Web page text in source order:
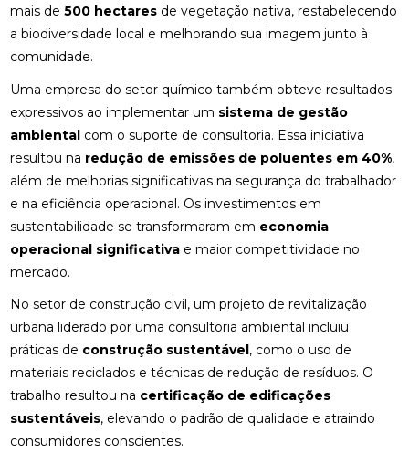
mais de 500 hectaresde vegetação nativa, restabelecendo
a biodiversidade local e melhorando sua imagem junto à
comunidade.
Uma empresa do setor químico também obteve resultados
expressivos ao implementar um sistema de gestão
ambientalcom o suporte de consultoria. Essa iniciativa
resultou na redução de emissões de poluentes em 40%,
além de melhorias significativas na segurança do trabalhador
e na eficiência operacional. Os investimentos em
sustentabilidade se transformaram em economia
operacional significativae maior competitividade no
mercado.
No setor de construção civil, um projeto de revitalização
urbana liderado por uma consultoria ambiental incluiu
práticas de construção sustentável, como o uso de
materiais reciclados e técnicas de redução de resíduos. O
trabalho resultou na certificação de edificações
sustentáveis, elevando o padrão de qualidade e atraindo
consumidores conscientes.